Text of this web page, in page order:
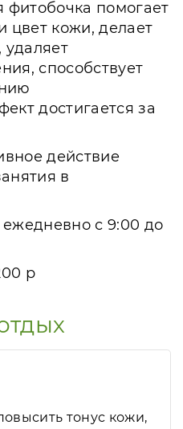
фитобочка помогает
цвет кожи, делает
удаляет
способствует
достигается за
действие
в
с 9:00 до
р
тонус кожи,